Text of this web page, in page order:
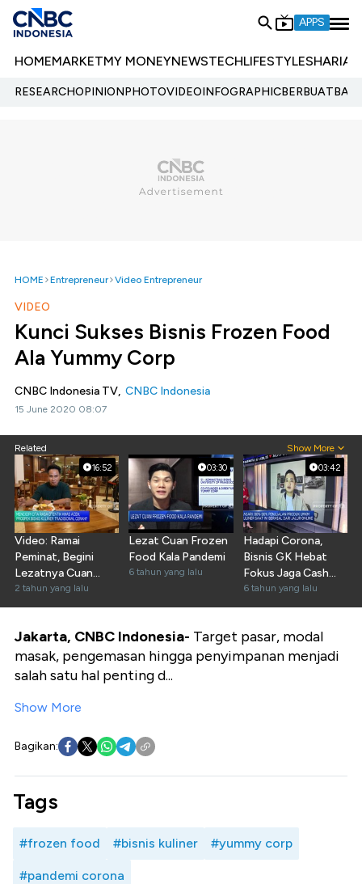
APPS
HOMEMARKETMY MONEYNEWSTECHLIFESTYLESHARIA
RESEARCHOPINIONPHOTOVIDEOINFOGRAPHIC
HOME Entrepreneur Video Entrepreneur
VIDEO
Kunci Sukses Bisnis Frozen Food
Ala Yummy Corp
CNBC Indonesia TV, CNBC Indonesia
15 June 2020 08:07
Related Show More
16:52
Video: Ramai
Peminat, Begini
Lezatnya Cuan
Bisnis Kuliner
Tradisional
2 tahun yang lalu
03:30
Lezat Cuan Frozen
Food Kala Pandemi
6 tahun yang lalu
03:42
Hadapi Corona,
Bisnis GK Hebat
Fokus Jaga Cash
Flow
6 tahun yang lalu
Jakarta, CNBC Indonesia- Target pasar, modal
masak, pengemasan hingga penyimpanan menjadi
salah satu hal penting d...
Show More
Bagikan:
Tags
#frozen food #bisnis kuliner #yummy corp
#pandemi corona